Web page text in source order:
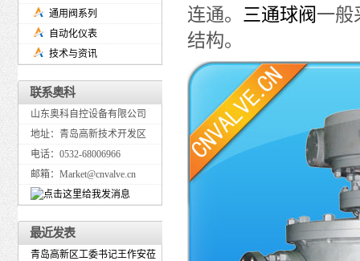
连通。 三通球阀一般
结构。
通用阀系列
自动化仪表
技术与资讯
联系奥科
山东奥科自控设备有限公司
地址：青岛高新技术开发区
电话：0532-68006966
邮箱：Market@cnvalve.cn
最近发表
青岛高新区工委书记王作安莅